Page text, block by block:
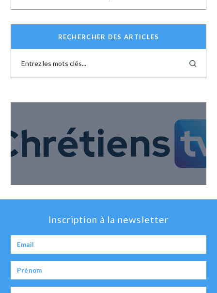
RECHERCHER DES ARTICLES
Inscription à la newsletter